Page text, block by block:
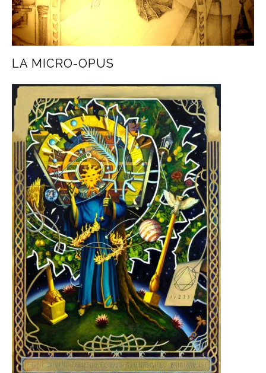
LA MICRO-OPUS